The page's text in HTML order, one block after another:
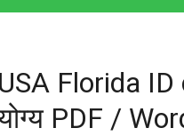
USA Florida
PDF /